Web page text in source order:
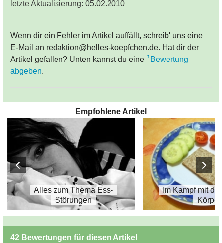
letzte Aktualisierung: 05.02.2010
Wenn dir ein Fehler im Artikel auffällt, schreib' uns eine
E-Mail an redaktion@helles-koepfchen.de. Hat dir der
Artikel gefallen? Unten kannst du eine
Bewertung
abgeben.
Empfohlene Artikel
Alles zum Thema Ess-
Störungen
Im Kampf mit
Körper
42 Bewertungen für diesen Artikel